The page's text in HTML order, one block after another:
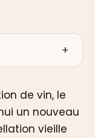
de vin, le
un nouveau
vieille